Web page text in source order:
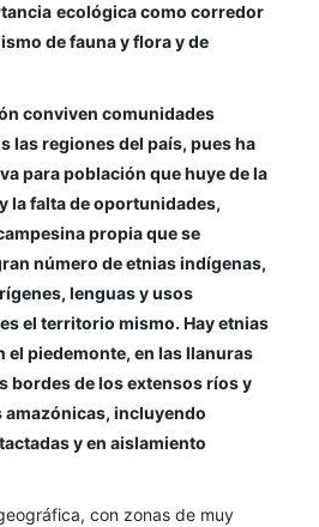
ecológica como corredor
de fauna y flora y de
conviven comunidades
las regiones del país, pues ha
para población que huye de la
la falta de oportunidades,
propia que se
número de etnias indígenas,
lenguas y usos
el territorio mismo. Hay etnias
el piedemonte, en las llanuras
bordes de los extensos ríos y
amazónicas, incluyendo
y en aislamiento
con zonas de muy